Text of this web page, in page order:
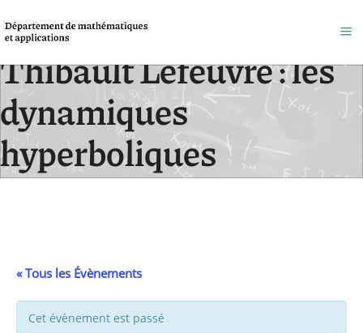
Thibault Lefeuvre : les
dynamiques
hyperboliques
« Tous les Évènements
Cet évènement est passé